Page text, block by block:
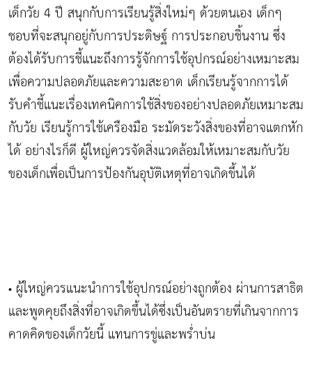
เด็กวัย 4 ปี สนุกกับการเรียนรู้สิ่งใหม่ๆ ด้วยตนเอง เด็กๆ
ชอบที่จะสนุกอยู่กับการประดิษฐ์ การประกอบชิ้นงาน ซึ่ง
ต้องได้รับการชี้แนะถึงการรู้จักการใช้อุปกรณ์อย่างเหมาะสม
เพื่อความปลอดภัยและความสะอาด เด็กเรียนรู้จากการได้
รับคำชี้แนะเรื่องเทคนิคการใช้สิ่งของอย่างปลอดภัยเหมาะสม
กับวัย เรียนรู้การใช้เครืองมือ ระมัดระวังสิ่งของที่อาจแตกหัก
ได้ อย่างไรก็ดี ผู้ใหญ่ควรจัดสิ่งแวดล้อมให้เหมาะสมกับวัย
ของเด็กเพื่อเป็นการป้องกันอุบัติเหตุที่อาจเกิดขึ้นได้
• ผู้ใหญ่ควรแนะนำการใช้อุปกรณ์อย่างถูกต้อง ผ่านการสาธิต
และพูดคุยถึงสิ่งที่อาจเกิดขึ้นได้ซึ่งเป็นอันตรายที่เกินจากการ
คาดคิดของเด็กวัยนี้ แทนการขู่และพร่ำบ่น